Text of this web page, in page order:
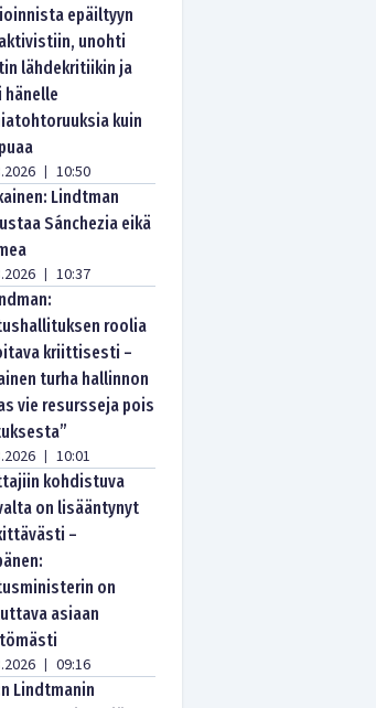
epäiltyyn
unohti
lähdekritiikin ja
hänelle
kuin
| 10:50
Lindtman
Sánchezia eikä
| 10:37
roolia
kriittisesti –
turha hallinnon
vie resursseja pois
| 10:01
kohdistuva
on lisääntynyt
–
on
asiaan
| 09:16
Lindtmanin